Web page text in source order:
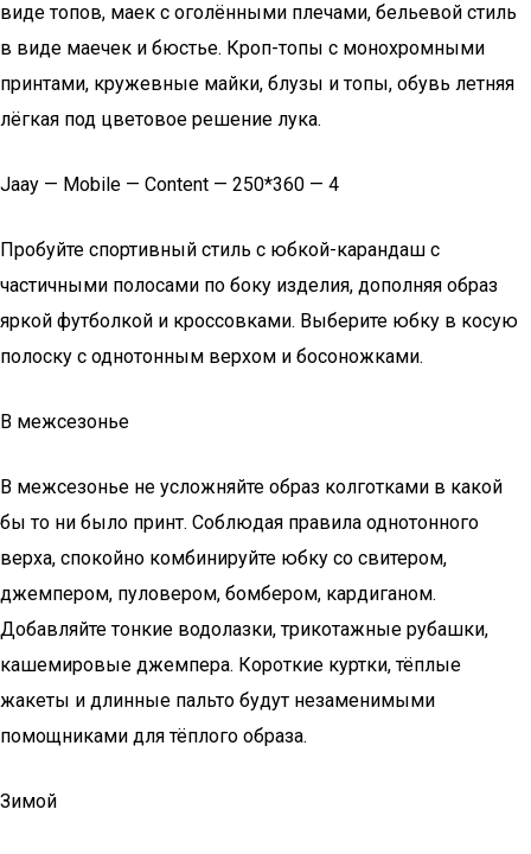
виде топов, маек с оголёнными плечами, бельевой стиль
в виде маечек и бюстье. Кроп-топы с монохромными
принтами, кружевные майки, блузы и топы, обувь летняя
лёгкая под цветовое решение лука.
Jaay — Mobile — Content — 250*360 — 4
Пробуйте спортивный стиль с юбкой-карандаш с
частичными полосами по боку изделия, дополняя образ
яркой футболкой и кроссовками. Выберите юбку в косую
полоску с однотонным верхом и босоножками.
В межсезонье
В межсезонье не усложняйте образ колготками в какой
бы то ни было принт. Соблюдая правила однотонного
верха, спокойно комбинируйте юбку со свитером,
джемпером, пуловером, бомбером, кардиганом.
Добавляйте тонкие водолазки, трикотажные рубашки,
кашемировые джемпера. Короткие куртки, тёплые
жакеты и длинные пальто будут незаменимыми
помощниками для тёплого образа.
Зимой